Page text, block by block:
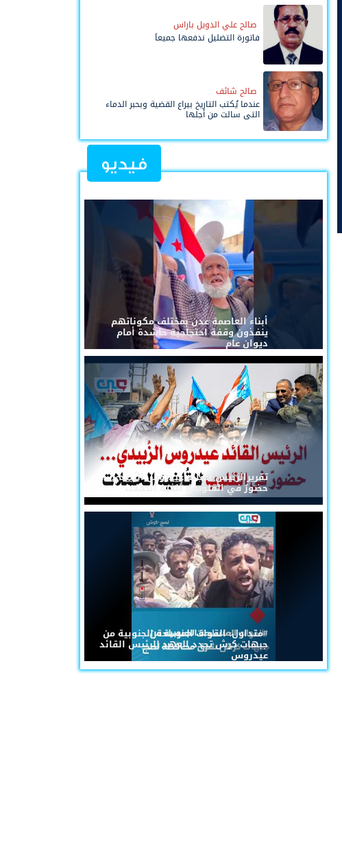
صالح علي الدويل باراس
فاتورة التضليل ندفعها جميعاً
صالح شائف
عندما يُكتب التاريخ بيراع القضية وبحبر الدماء
التي سالت من أجلها
فيديو
أبناء العاصمة عدن بمختلف مكوناتهم
ينفذون وقفة احتجاجية حاشدة أمام
ديوان عام
تقريرالرئيس القائد عيدروس الزُبيدي...
حضورٌ في القلوب لا تُلغيه الحملات
#متداول: القوات المسلحة الجنوبية من
جبهات كرش تجدد العهد للرئيس القائد
عيدروس